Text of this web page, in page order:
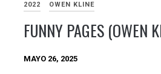
2022 OWEN KLINE
FUNNY PAGES
MAYO 26, 2025